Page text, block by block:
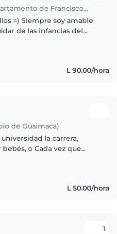
Niñera en Comayagüela (Departamento de Francisco Morazán)
=) Siempre soy amable
de las infancias del
L 90.00/hora
de Guaimaca)
la carrera,
o Cada vez que
L 50.00/hora
1